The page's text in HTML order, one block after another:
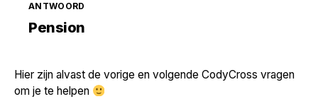
ANTWOORD
Pension
Hier zijn alvast de vorige en volgende CodyCross vragen
om je te helpen